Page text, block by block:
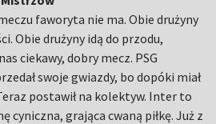
faworyta nie ma. Obie drużyny
Obie drużyny idą do przodu,
ciekawy, dobry mecz. PSG
swoje gwiazdy, bo dopóki miał
postawił na kolektyw. Inter to
cyniczna, grająca cwaną piłkę. Już z